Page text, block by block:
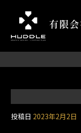
投稿日 2023年2月2日